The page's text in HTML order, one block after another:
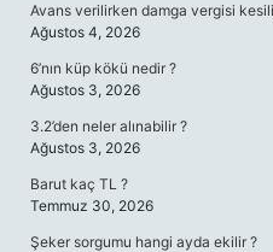
Avans verilirken damga vergisi
Ağustos 4, 2026
6’nın küp kökü nedir ?
Ağustos 3, 2026
3.2’den neler alınabilir ?
Ağustos 3, 2026
Barut kaç TL ?
Temmuz 30, 2026
Şeker sorgumu hangi ayda ekilir ?